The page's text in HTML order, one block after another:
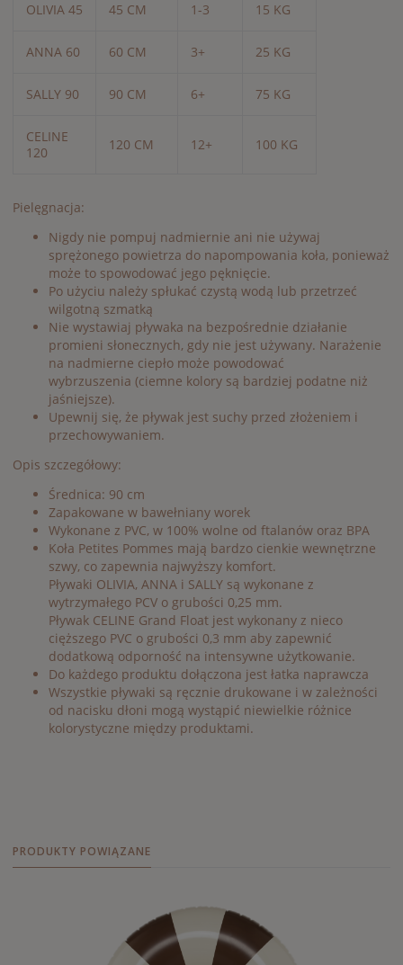
OLIVIA 45 45 CM 1-3 15 KG
ANNA 60 60 CM 3+ 25 KG
SALLY 90 90 CM 6+ 75 KG
CELINE
120
120 CM 12+ 100 KG
Pielęgnacja:
Nigdy nie pompuj nadmiernie ani nie używaj
sprężonego powietrza do napompowania koła, ponieważ
może to spowodować jego pęknięcie.
Po użyciu należy spłukać czystą wodą lub przetrzeć
wilgotną szmatką
Nie wystawiaj pływaka na bezpośrednie działanie
promieni słonecznych, gdy nie jest używany. Narażenie
na nadmierne ciepło może powodować
wybrzuszenia (ciemne kolory są bardziej podatne niż
jaśniejsze).
Upewnij się, że pływak jest suchy przed złożeniem i
przechowywaniem.
Opis szczegółowy:
Średnica: 90 cm
Zapakowane w bawełniany worek
Wykonane z PVC, w 100% wolne od ftalanów oraz BPA
Koła Petites Pommes mają bardzo cienkie wewnętrzne
szwy, co zapewnia najwyższy komfort.
Pływaki OLIVIA, ANNA i SALLY są wykonane z
wytrzymałego PCV o grubości 0,25 mm.
Pływak CELINE Grand Float jest wykonany z nieco
cięższego PVC o grubości 0,3 mm aby zapewnić
dodatkową odporność na intensywne użytkowanie.
Do każdego produktu dołączona jest łatka naprawcza
Wszystkie pływaki są ręcznie drukowane i w zależności
od nacisku dłoni mogą wystąpić niewielkie różnice
kolorystyczne między produktami.
PRODUKTY POWIĄZANE